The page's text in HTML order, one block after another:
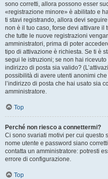
sono corretti, allora possono esser
«registrazione minore» è abilitato e
ti stavi registrando, allora devi
non è il tuo caso, forse devi attivare
che tutte le nuove registrazioni
amministratori, prima di poter
tipo di attivazione è richiesta. Se ti è
segui le istruzioni; se non hai
indirizzo di posta sia valido?
possibilità di avere utenti anonimi
l’indirizzo di posta che hai usato sia
amministratore.
Top
Perché non riesco a connettermi?
Ci sono svariati motivi per cui questo
nome utente e password siano
contatta un amministratore: potresti
errore di configurazione.
Top